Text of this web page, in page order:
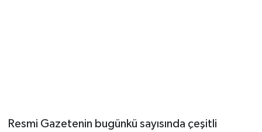
Resmi Gazetenin bugünkü sayısında çeşitli